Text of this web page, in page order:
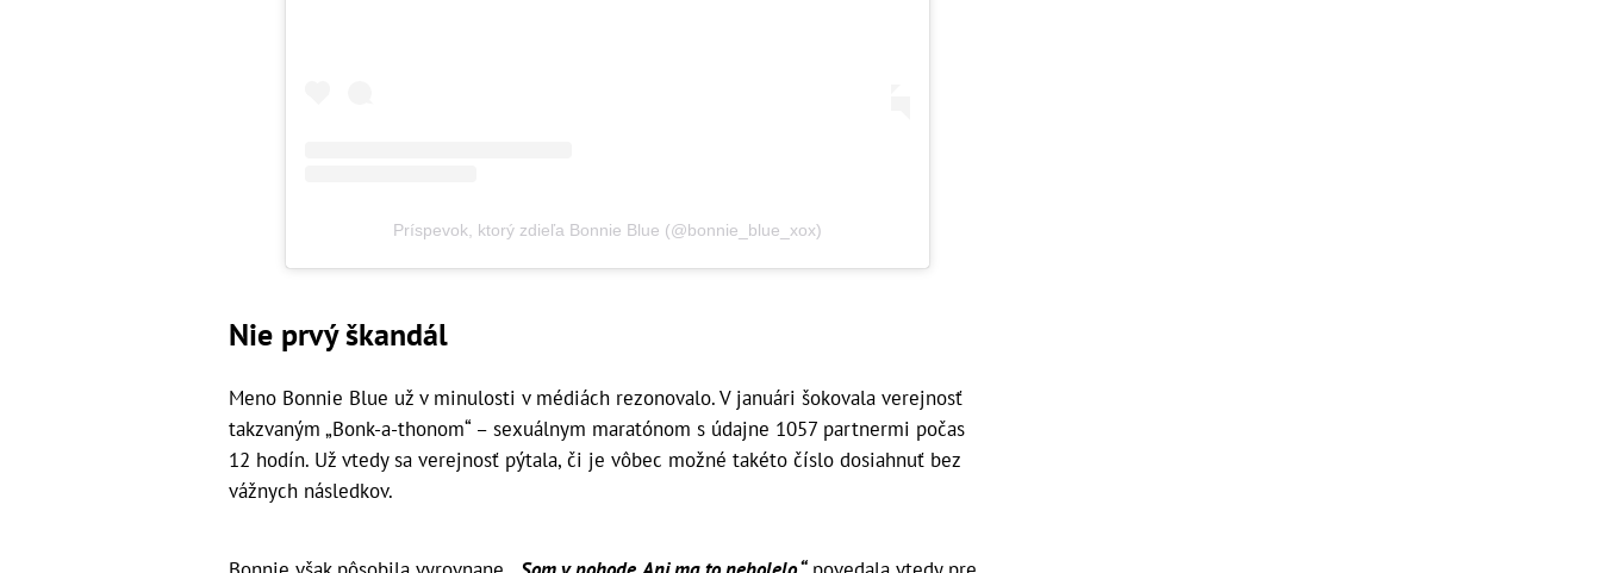
Príspevok, ktorý zdieľa Bonnie Blue (@bonnie_blue_xox)
Nie prvý škandál
Meno Bonnie Blue už v minulosti v médiách rezonovalo. V januári šokovala verejnosť
takzvaným „Bonk-a-thonom“ – sexuálnym maratónom s údajne 1057 partnermi počas
12 hodín. Už vtedy sa verejnosť pýtala, či je vôbec možné takéto číslo dosiahnuť bez
vážnych následkov.